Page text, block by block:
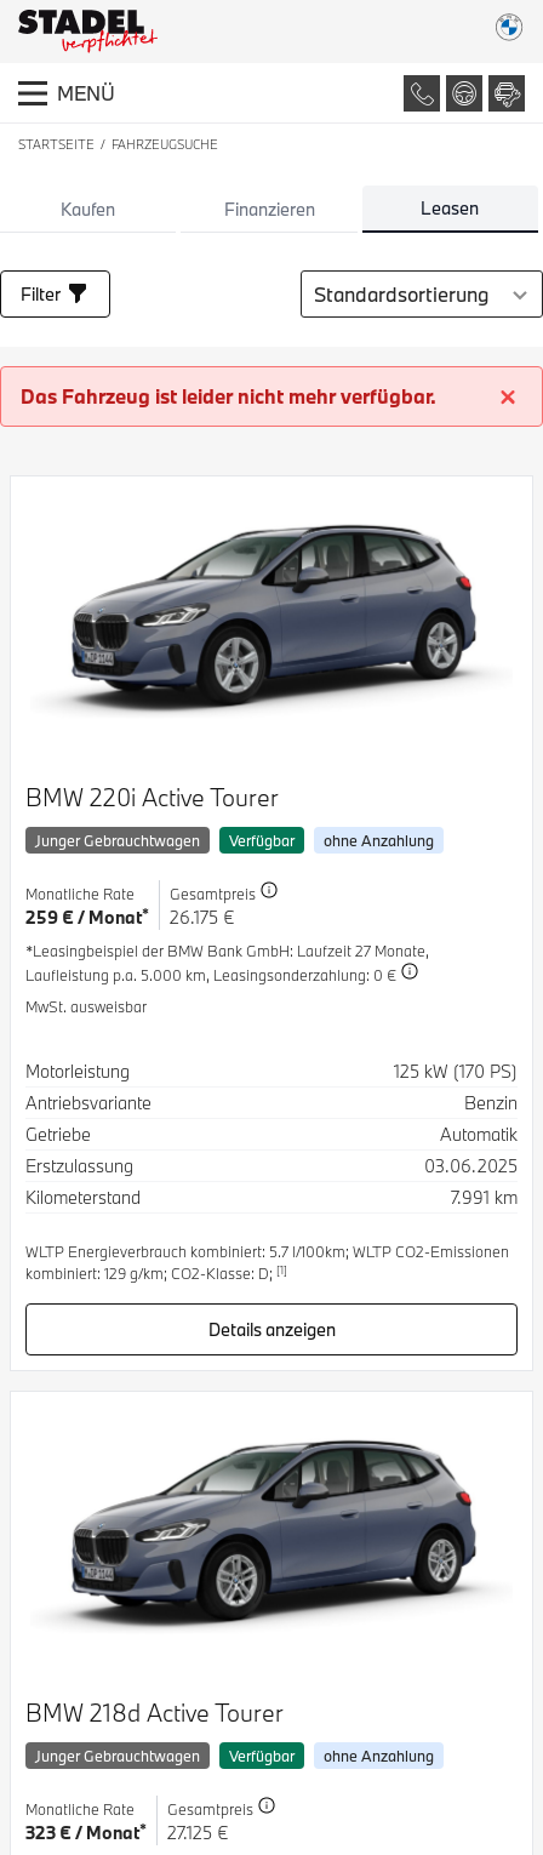
MENÜ
STARTSEITE FAHRZEUGSUCHE
Kaufen Finanzieren Leasen
Filter Sortierung auswählen
Das Fahrzeug ist leider nicht mehr verfügbar.
BMW 220i Active Tourer
Junger Gebrauchtwagen Verfügbar ohne Anzahlung
Monatliche Rate
259 € / Monat*
Gesamtpreis
26.175 €
*Leasingbeispiel der BMW Bank GmbH: Laufzeit 27 Monate,
Laufleistung p.a. 5.000 km, Leasingsonderzahlung: 0 €
MwSt. ausweisbar
Spezifikation
Motorleistung
125 kW (170 PS)
Antriebsvariante
Benzin
Getriebe
Automatik
Erstzulassung
03.06.2025
Kilometerstand
7.991 km
WLTP Energieverbrauch kombiniert: 5.7 l/100km; WLTP CO2-Emissionen
kombiniert: 129 g/km; CO2-Klasse: D; [1]
Details anzeigen
BMW 218d Active Tourer
Junger Gebrauchtwagen Verfügbar ohne Anzahlung
Monatliche Rate
323 € / Monat*
Gesamtpreis
27.125 €